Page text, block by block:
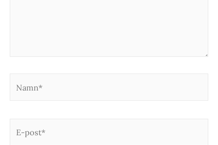
post*